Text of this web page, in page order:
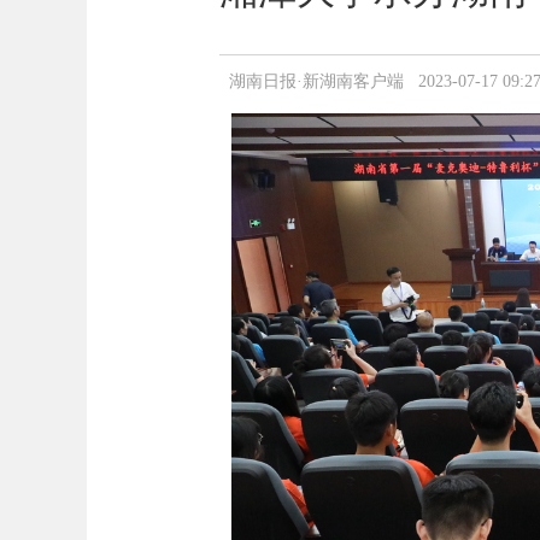
湖南日报·新湖南客户端 2023-07-17